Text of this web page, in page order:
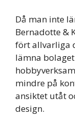
Då man inte
Bernadotte &
fört allvarliga
lämna
mindre på
ansiktet utåt
design.